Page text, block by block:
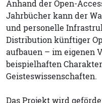
Anhand der Open-
Jahrbücher kann der
und personelle
Distribution künftiger
aufbauen – im eigenen
beispielhaften
Geisteswissenschaften.
Das Projekt wird